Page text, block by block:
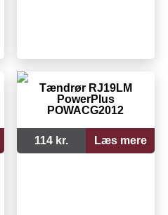
Tændrør RJ19LM
PowerPlus
POWACG2012
114 kr. Læs mere